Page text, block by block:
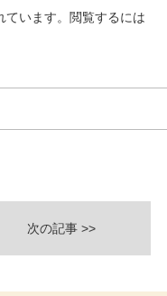
ています。閲覧するには
次の記事 >>